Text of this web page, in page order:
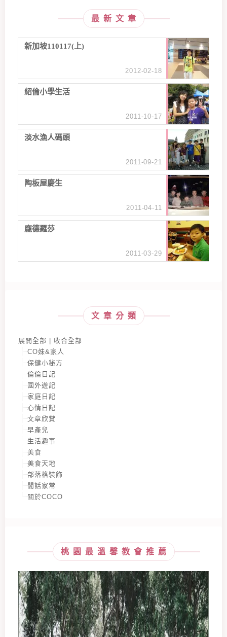
最新文章
新加坡110117(上)
2012-02-18
紹倫小學生活
2011-10-17
淡水漁人碼頭
2011-09-21
陶板屋慶生
2011-04-11
龐德羅莎
2011-03-29
文章分類
展開全部 | 收合全部
CO妹&家人
保健小秘方
倫倫日記
國外遊記
家庭日記
心情日記
文章欣賞
早產兒
生活趣事
美食
美食天地
部落格裝飾
閒話家常
關於COCO
桃園最溫馨教會推薦